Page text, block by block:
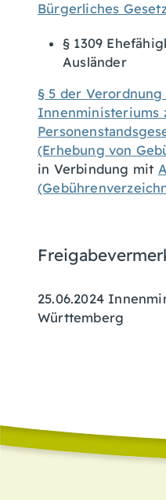
Bürgerliches
§ 1309
Ausländer
§ 5 der Verordnung
Innenministeriums
(Erhebung von
in Verbindung mit
25.06.2024
Württemberg